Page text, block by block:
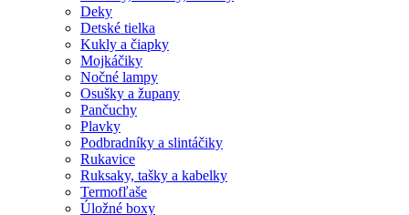
Deky
Detské tielka
Kukly a čiapky
Mojkáčiky
Nočné lampy
Osušky a župany
Pančuchy
Plavky
Podbradníky a slintáčiky
Rukavice
Ruksaky, tašky a kabelky
Termofľaše
Úložné boxy